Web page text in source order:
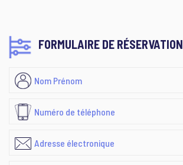
FORMULAIRE DE RÉSERVATION